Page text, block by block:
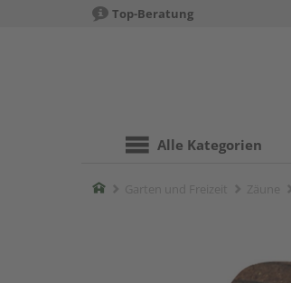
Top-Beratung
Alle Kategorien
Home